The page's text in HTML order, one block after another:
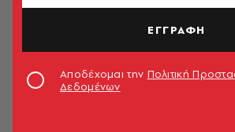
ΕΓΓΡΑΦΗ
Αποδέχομαι την Πολιτική
Δεδομένων